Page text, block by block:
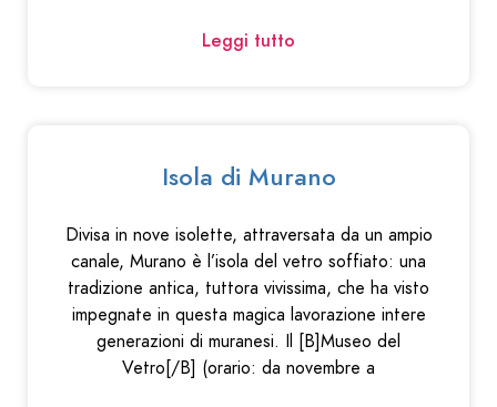
Leggi tutto
Isola di Murano
Divisa in nove isolette, attraversata da un ampio
canale, Murano è l’isola del vetro soffiato: una
tradizione antica, tuttora vivissima, che ha visto
impegnate in questa magica lavorazione intere
generazioni di muranesi. Il [B]Museo del
Vetro[/B] (orario: da novembre a